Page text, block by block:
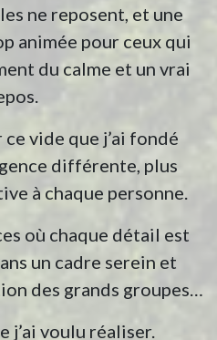
ne reposent, et une
animée pour ceux qui
du calme et un vrai
vide que j’ai fondé
différente, plus
à chaque personne.
où chaque détail est
un cadre serein et
des grands groupes…
j’ai voulu réaliser.